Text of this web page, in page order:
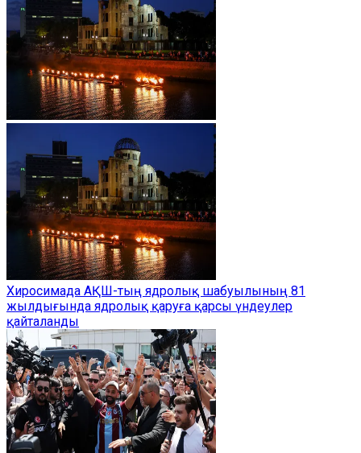
Хиросимада АҚШ-тың ядролық шабуылының 81
жылдығында ядролық қаруға қарсы үндеулер
қайталанды